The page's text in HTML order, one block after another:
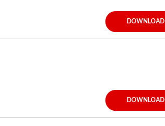
DOWNLOAD
DOWNLOAD